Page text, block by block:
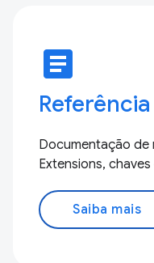
article
Referência
Documentação de
Extensions,
Saiba mais